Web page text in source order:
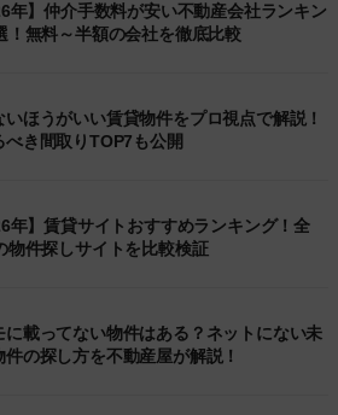
年】仲介手数料が安い不動産会社ランキン
！無料～半額の会社を徹底比較
いほうがいい賃貸物件をプロ視点で解説！
べき間取りTOP7も公開
年】賃貸サイトおすすめランキング！全
物件探しサイトを比較検証
に載ってない物件はある？ネットにない未
件の探し方を不動産屋が解説！